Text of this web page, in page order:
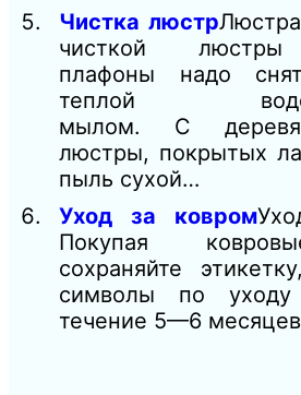
Чистка люстр
чисткой люстры
плафоны надо
теплой
мылом. С
люстры, покрытых
пыль сухой…
Уход за ковром
Покупая
сохраняйте
символы по
течение 5—6